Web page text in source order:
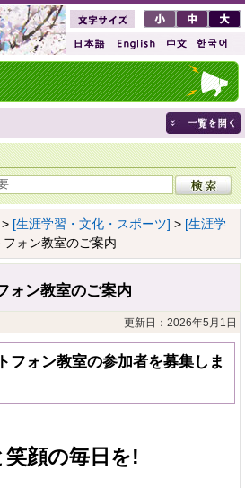
> [生涯学習・文化・スポーツ] > [生涯学
ォン教室のご案内
ォン教室のご案内
更新日：2026年5月1日
フォン教室の参加者を募集しま
顔の毎日を!